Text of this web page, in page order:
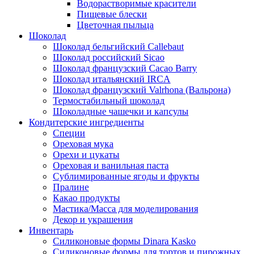
Водорастворимые красители
Пищевые блески
Цветочная пыльца
Шоколад
Шоколад бельгийский Callebaut
Шоколад российский Sicao
Шоколад французский Cacao Barry
Шоколад итальянский IRCA
Шоколад французский Valrhona (Вальрона)
Термостабильный шоколад
Шоколадные чашечки и капсулы
Кондитерские ингредиенты
Специи
Ореховая мука
Орехи и цукаты
Ореховая и ванильная паста
Сублимированные ягоды и фрукты
Пралине
Какао продукты
Мастика/Масса для моделирования
Декор и украшения
Инвентарь
Силиконовые формы Dinara Kasko
Силиконовые формы для тортов и пирожных